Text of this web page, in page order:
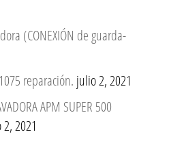
(CONEXIÓN de guarda-
reparación. julio 2, 2021
APM SUPER 500
2021